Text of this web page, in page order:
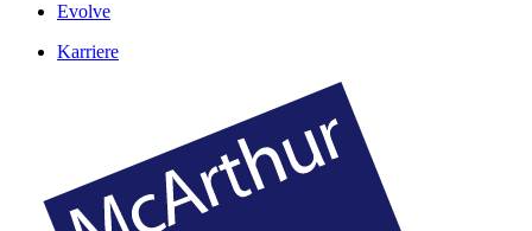
Evolve
Karriere